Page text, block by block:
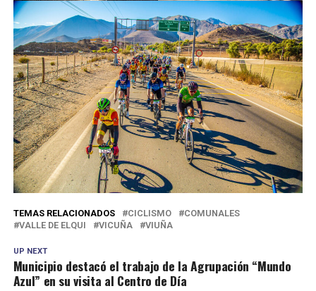
TEMAS RELACIONADOS CICLISMO
COMUNALES
VALLE DE ELQUI
VICUÑA VIUÑA
UP NEXT
Municipio destacó el trabajo de la Agrupación “Mundo
Azul” en su visita al Centro de Día